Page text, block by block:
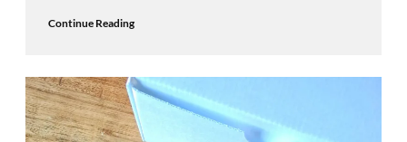
Continue Reading